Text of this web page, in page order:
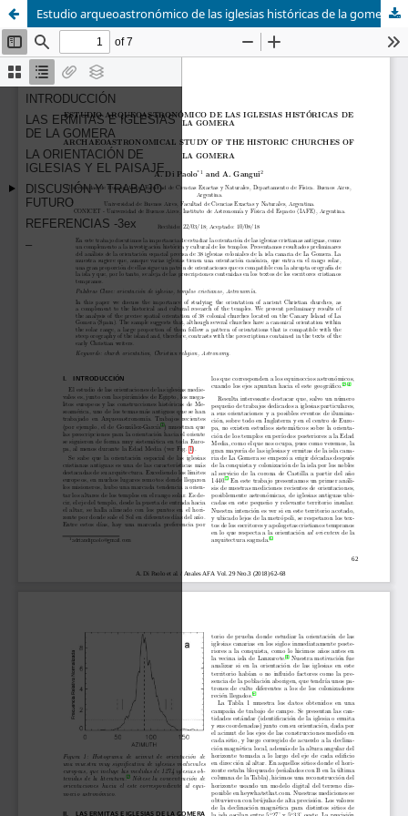
Estudio arqueoastronómico de las iglesias históricas de la gomera